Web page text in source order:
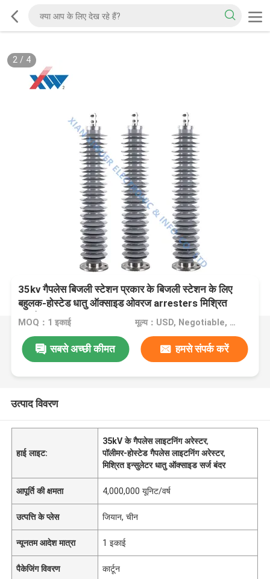
2/ 4
35kv गैपलेस बिजली स्टेशन प्रकार के बिजली स्टेशन के लिए
बहुलक-होस्टेड धातु ऑक्साइड ओवरज arresters मिश्रित
इन्सुलेटर
MOQ：1 इकाई मूल्य：USD, Negotiable, unit
सबसे अच्छी कीमत हमसे संपर्क करें
उत्पाद विवरण
हाई लाइट:
35kV के गैपलेस लाइटनिंग अरेस्टर,
पॉलीमर-होस्टेड गैपलेस लाइटनिंग अरेस्टर,
मिश्रित इन्सुलेटर धातु ऑक्साइड सर्ज बंदर
आपूर्ति की क्षमता 4,000,000 यूनिट/वर्ष
उत्पत्ति के प्लेस जियान, चीन
न्यूनतम आदेश मात्रा 1 इकाई
पैकेजिंग विवरण कार्टून